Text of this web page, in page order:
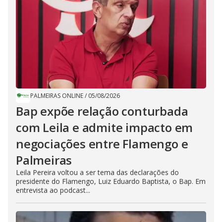
PALMEIRAS ONLINE/ 05/08/2026
Bap expõe relação conturbada
com Leila e admite impacto em
negociações entre Flamengo e
Palmeiras
Leila Pereira voltou a ser tema das declarações do
presidente do Flamengo, Luiz Eduardo Baptista, o Bap. Em
entrevista ao podcast...